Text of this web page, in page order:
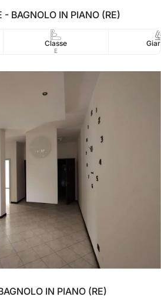
- BAGNOLO IN PIANO (RE)
Classe
E
IN PIANO (RE)